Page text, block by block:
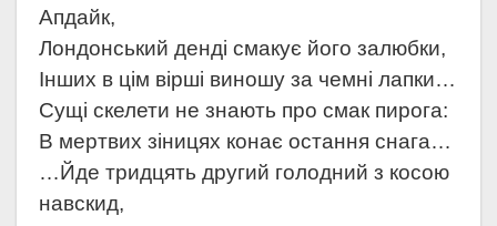
Апдайк,
Лондонський денді смакує його залюбки,
Інших в цім вірші виношу за чемні лапки…
Сущі скелети не знають про смак пирога:
В мертвих зіницях конає остання снага…
…Йде тридцять другий голодний з косою
навскид,